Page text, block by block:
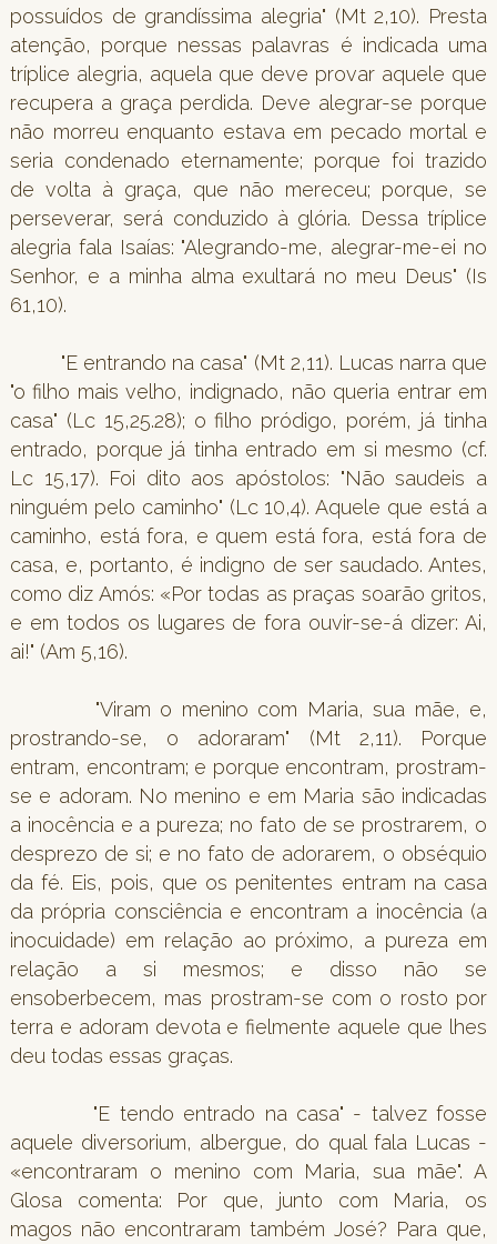
possuídos de grandíssima alegria" (Mt 2,10). Presta
atenção, porque nessas palavras é indicada uma
tríplice alegria, aquela que deve provar aquele que
recupera a graça perdida. Deve alegrar-se porque
não morreu enquanto estava em pecado mortal e
seria condenado eternamente; porque foi trazido
de volta à graça, que não mereceu; porque, se
perseverar, será conduzido à glória. Dessa tríplice
alegria fala Isaías: "Alegrando-me, alegrar-me-ei no
Senhor, e a minha alma exultará no meu Deus" (Is
61,10).
"E entrando na casa" (Mt 2,11). Lucas narra que
"o filho mais velho, indignado, não queria entrar em
casa" (Lc 15,25.28); o filho pródigo, porém, já tinha
entrado, porque já tinha entrado em si mesmo (cf.
Lc 15,17). Foi dito aos apóstolos: "Não saudeis a
ninguém pelo caminho" (Lc 10,4). Aquele que está a
caminho, está fora, e quem está fora, está fora de
casa, e, portanto, é indigno de ser saudado. Antes,
como diz Amós: «Por todas as praças soarão gritos,
e em todos os lugares de fora ouvir-se-á dizer: Ai,
ai!" (Am 5,16).
"Viram o menino com Maria, sua mãe, e,
prostrando-se, o adoraram" (Mt 2,11). Porque
entram, encontram; e porque encontram, prostram-
se e adoram. No menino e em Maria são indicadas
a inocência e a pureza; no fato de se prostrarem, o
desprezo de si; e no fato de adorarem, o obséquio
da fé. Eis, pois, que os penitentes entram na casa
da própria consciência e encontram a inocência (a
inocuidade) em relação ao próximo, a pureza em
relação a si mesmos; e disso não se
ensoberbecem, mas prostram-se com o rosto por
terra e adoram devota e fielmente aquele que lhes
deu todas essas graças.
"E tendo entrado na casa" - talvez fosse
aquele diversorium, albergue, do qual fala Lucas -
«encontraram o menino com Maria, sua mãe". A
Glosa comenta: Por que, junto com Maria, os
magos não encontraram também José? Para que,